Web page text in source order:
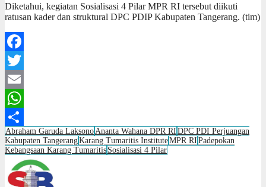
Diketahui, kegiatan Sosialisasi 4 Pilar MPR RI tersebut diikuti
ratusan kader dan struktural DPC PDIP Kabupaten Tangerang. (tim)
Facebook
Twitter
Email
WhatsApp
Share
Abraham Garuda Laksono Ananta Wahana DPR RI DPC PDI Perjuangan
Kabupaten TangerangKarang Tumaritis InstituteMPR RI Padepokan
Kebangsaan Karang Tumaritis Sosialisasi 4 Pilar